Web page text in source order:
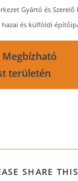
Gyártó és Szerelő
és külföldi
Megbízható
területén
SHARE THIS